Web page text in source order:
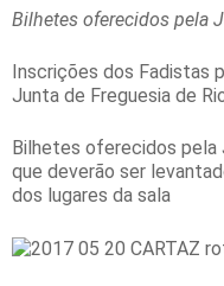
Bilhetes oferecidos pela
Inscrições dos Fadistas
Junta de Freguesia de
Bilhetes oferecidos pela
que deverão ser
dos lugares da sala